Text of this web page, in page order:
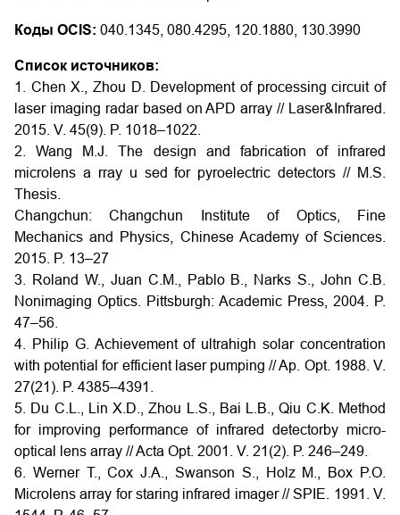
Коды OCIS: 040.1345, 080.4295, 120.1880, 130.3990
Список источников:
1. Chen X., Zhou D. Development of processing circuit of
laser imaging radar based on APD array // Laser&Infrared.
2015. V. 45(9). P. 1018–1022.
2. Wang M.J. The design and fabrication of infrared
microlens a rray u sed for pyroelectric detectors // M.S.
Thesis.
Changchun: Changchun Institute of Optics, Fine
Mechanics and Physics, Chinese Academy of Sciences.
2015. P. 13–27
3. Roland W., Juan C.M., Pablo B., Narks S., John C.B.
Nonimaging Optics. Pittsburgh: Academic Press, 2004. P.
47–56.
4. Philip G. Achievement of ultrahigh solar concentration
with potential for efficient laser pumping // Ap. Opt. 1988. V.
27(21). P. 4385–4391.
5. Du C.L., Lin X.D., Zhou L.S., Bai L.B., Qiu C.K. Method
for improving performance of infrared detectorby micro-
optical lens array // Acta Opt. 2001. V. 21(2). P. 246–249.
6. Werner T., Cox J.A., Swanson S., Holz M., Box P.O.
Microlens array for staring infrared imager // SPIE. 1991. V.